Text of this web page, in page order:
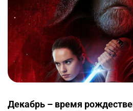
Декабрь – время